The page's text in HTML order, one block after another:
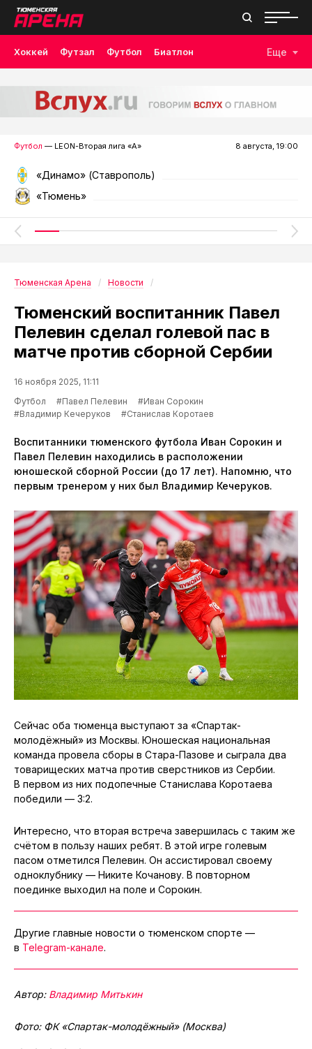
Хоккей Футзал Футбол Биатлон Еще
Футбол — LEON-Вторая лига «А» 8 августа, 19:00
«Динамо» (Ставрополь)
«Тюмень»
Тюменская Арена Новости
Тюменский воспитанник Павел
Пелевин сделал голевой пас в
матче против сборной Сербии
16 ноября 2025, 11:11
Футбол
#Павел Пелевин
#Иван Сорокин
#Владимир Кечеруков
#Станислав Коротаев
Воспитанники тюменского футбола Иван Сорокин и
Павел Пелевин находились в расположении
юношеской сборной России (до 17 лет). Напомню, что
первым тренером у них был Владимир Кечеруков.
Сейчас оба тюменца выступают за «Спартак-
молодёжный» из Москвы. Юношеская национальная
команда провела сборы в Стара-Пазове и сыграла два
товарищеских матча против сверстников из Сербии.
В первом из них подопечные Станислава Коротаева
победили — 3:2.
Интересно, что вторая встреча завершилась с таким же
счётом в пользу наших ребят. В этой игре голевым
пасом отметился Пелевин. Он ассистировал своему
одноклубнику — Никите Кочанову. В повторном
поединке выходил на поле и Сорокин.
Другие главные новости о тюменском спорте —
в Telegram-канале.
Автор: Владимир Митькин
Фото: ФК «Спартак-молодёжный» (Москва)